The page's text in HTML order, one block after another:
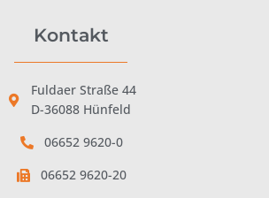
Kontakt
Fuldaer Straße 44
D-36088 Hünfeld
06652 9620-0
06652 9620-20